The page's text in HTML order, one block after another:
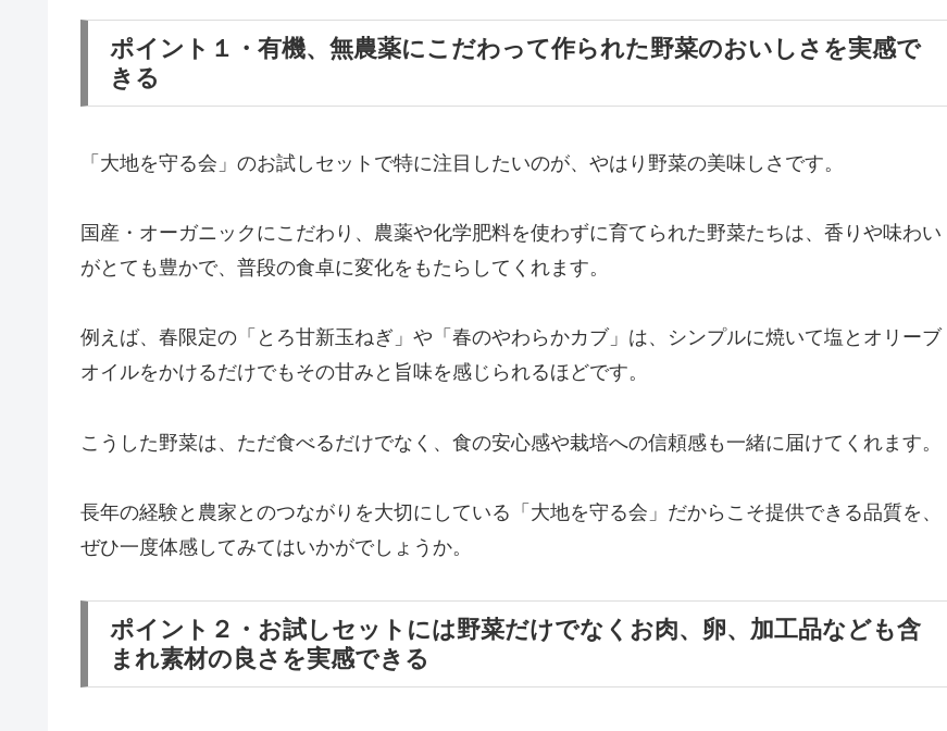
ポイント１・有機、無農薬にこだわって作られた野菜のおいしさを実感で
きる
「大地を守る会」のお試しセットで特に注目したいのが、やはり野菜の美味しさです。
国産・オーガニックにこだわり、農薬や化学肥料を使わずに育てられた野菜たちは、香りや味わい
がとても豊かで、普段の食卓に変化をもたらしてくれます。
例えば、春限定の「とろ甘新玉ねぎ」や「春のやわらかカブ」は、シンプルに焼いて塩とオリーブ
オイルをかけるだけでもその甘みと旨味を感じられるほどです。
こうした野菜は、ただ食べるだけでなく、食の安心感や栽培への信頼感も一緒に届けてくれます。
長年の経験と農家とのつながりを大切にしている「大地を守る会」だからこそ提供できる品質を、
ぜひ一度体感してみてはいかがでしょうか。
ポイント２・お試しセットには野菜だけでなくお肉、卵、加工品なども含
まれ素材の良さを実感できる